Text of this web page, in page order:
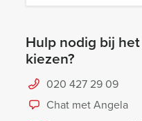
Hulp nodig bij het
kiezen?
020 427 29 09
Chat met Angela